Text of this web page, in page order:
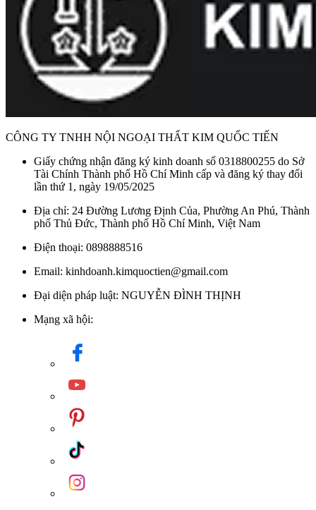
CÔNG TY TNHH NỘI NGOẠI THẤT KIM QUỐC TIẾN
Giấy chứng nhận đăng ký kinh doanh số 0318800255 do Sở
Tài Chính Thành phố Hồ Chí Minh cấp và đăng ký thay đổi
lần thứ 1, ngày 19/05/2025
Địa chỉ: 24 Đường Lương Định Của, Phường An Phú, Thành
phố Thủ Đức, Thành phố Hồ Chí Minh, Việt Nam
Điện thoại: 0898888516
Email: kinhdoanh.kimquoctien@gmail.com
Đại diện pháp luật: NGUYỄN ĐÌNH THỊNH
Mạng xã hội: